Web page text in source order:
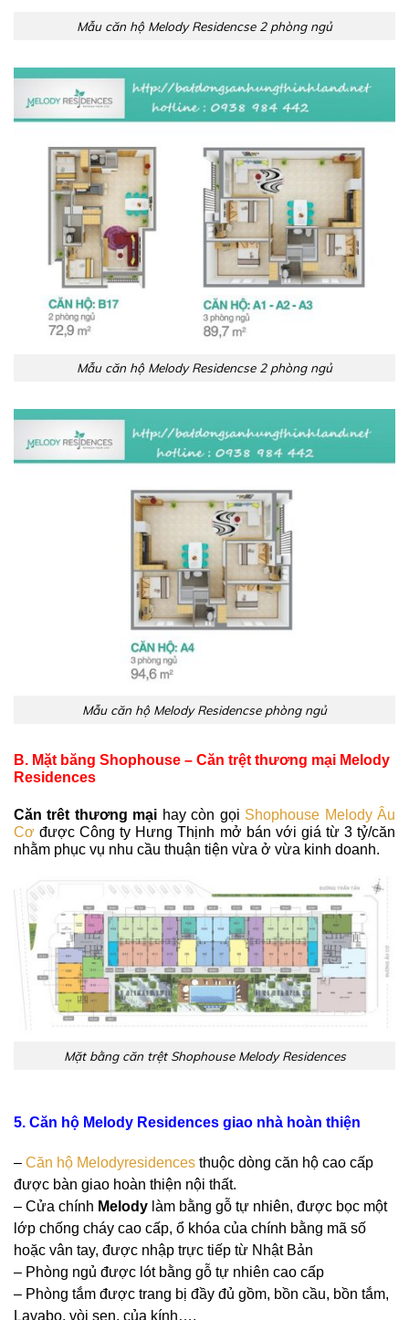
Mẫu căn hộ Melody Residencse 2 phòng ngủ
Mẫu căn hộ Melody Residencse 2 phòng ngủ
Mẫu căn hộ Melody Residencse phòng ngủ
B. Mặt băng Shophouse – Căn trệt thương mại Melody
Residences
Căn trêt thương mại hay còn gọi Shophouse Melody Âu
Cơ được Công ty Hưng Thịnh mở bán với giá từ 3 tỷ/căn
nhằm phục vụ nhu cầu thuận tiện vừa ở vừa kinh doanh.
Mặt bằng căn trệt Shophouse Melody Residences
5. Căn hộ Melody Residences giao nhà hoàn thiện
– Căn hộ Melodyresidences thuộc dòng căn hộ cao cấp
được bàn giao hoàn thiện nội thất.
– Cửa chính Melody làm bằng gỗ tự nhiên, được bọc một
lớp chống cháy cao cấp, ổ khóa của chính bằng mã số
hoặc vân tay, được nhập trực tiếp từ Nhật Bản
– Phòng ngủ được lót bằng gỗ tự nhiên cao cấp
– Phòng tắm được trang bị đầy đủ gồm, bồn cầu, bồn tắm,
Lavabo, vòi sen, của kính….